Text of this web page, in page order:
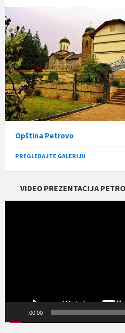
Opština Petrovo
PREGLEDAJTE GALERIJU
VIDEO PREZENTACIJA
00:00